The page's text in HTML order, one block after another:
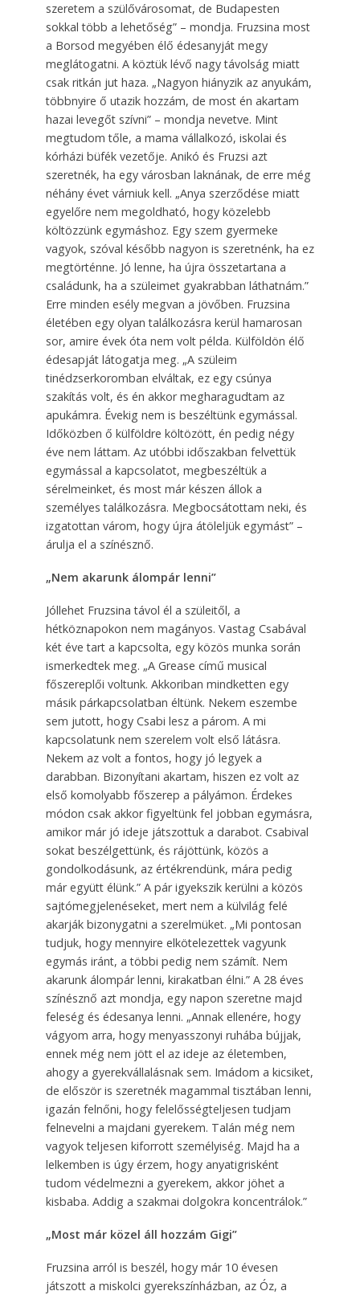
szeretem a szülővárosomat, de Budapesten
sokkal több a lehetőség” – mondja. Fruzsina most
a Borsod megyében élő édesanyját megy
meglátogatni. A köztük lévő nagy távolság miatt
csak ritkán jut haza. „Nagyon hiányzik az anyukám,
többnyire ő utazik hozzám, de most én akartam
hazai levegőt szívni” – mondja nevetve. Mint
megtudom tőle, a mama vállalkozó, iskolai és
kórházi büfék vezetője. Anikó és Fruzsi azt
szeretnék, ha egy városban laknának, de erre még
néhány évet várniuk kell. „Anya szerződése miatt
egyelőre nem megoldható, hogy közelebb
költözzünk egymáshoz. Egy szem gyermeke
vagyok, szóval később nagyon is szeretnénk, ha ez
megtörténne. Jó lenne, ha újra összetartana a
családunk, ha a szüleimet gyakrabban láthatnám.”
Erre minden esély megvan a jövőben. Fruzsina
életében egy olyan találkozásra kerül hamarosan
sor, amire évek óta nem volt példa. Külföldön élő
édesapját látogatja meg. „A szüleim
tinédzserkoromban elváltak, ez egy csúnya
szakítás volt, és én akkor megharagudtam az
apukámra. Évekig nem is beszéltünk egymással.
Időközben ő külföldre költözött, én pedig négy
éve nem láttam. Az utóbbi időszakban felvettük
egymással a kapcsolatot, megbeszéltük a
sérelmeinket, és most már készen állok a
személyes találkozásra. Megbocsátottam neki, és
izgatottan várom, hogy újra átöleljük egymást” –
árulja el a színésznő.
„Nem akarunk álompár lenni”
Jóllehet Fruzsina távol él a szüleitől, a
hétköznapokon nem magányos. Vastag Csabával
két éve tart a kapcsolta, egy közös munka során
ismerkedtek meg. „A Grease című musical
főszereplői voltunk. Akkoriban mindketten egy
másik párkapcsolatban éltünk. Nekem eszembe
sem jutott, hogy Csabi lesz a párom. A mi
kapcsolatunk nem szerelem volt első látásra.
Nekem az volt a fontos, hogy jó legyek a
darabban. Bizonyítani akartam, hiszen ez volt az
első komolyabb főszerep a pályámon. Érdekes
módon csak akkor figyeltünk fel jobban egymásra,
amikor már jó ideje játszottuk a darabot. Csabival
sokat beszélgettünk, és rájöttünk, közös a
gondolkodásunk, az értékrendünk, mára pedig
már együtt élünk.” A pár igyekszik kerülni a közös
sajtómegjelenéseket, mert nem a külvilág felé
akarják bizonygatni a szerelmüket. „Mi pontosan
tudjuk, hogy mennyire elkötelezettek vagyunk
egymás iránt, a többi pedig nem számít. Nem
akarunk álompár lenni, kirakatban élni.” A 28 éves
színésznő azt mondja, egy napon szeretne majd
feleség és édesanya lenni. „Annak ellenére, hogy
vágyom arra, hogy menyasszonyi ruhába bújjak,
ennek még nem jött el az ideje az életemben,
ahogy a gyerekvállalásnak sem. Imádom a kicsiket,
de először is szeretnék magammal tisztában lenni,
igazán felnőni, hogy felelősségteljesen tudjam
felnevelni a majdani gyerekem. Talán még nem
vagyok teljesen kiforrott személyiség. Majd ha a
lelkemben is úgy érzem, hogy anyatigrisként
tudom védelmezni a gyerekem, akkor jöhet a
kisbaba. Addig a szakmai dolgokra koncentrálok.”
„Most már közel áll hozzám Gigi”
Fruzsina arról is beszél, hogy már 10 évesen
játszott a miskolci gyerekszínházban, az Óz, a